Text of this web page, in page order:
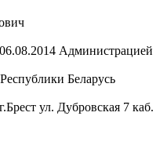
06.08.2014 Администрацией
Беларусь
ул. Дубровская 7 каб.